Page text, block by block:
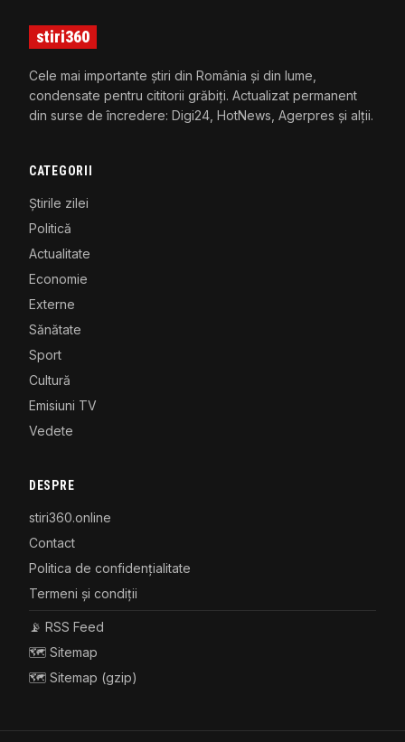
stiri360
Cele mai importante știri din România și din lume,
condensate pentru cititorii grăbiți. Actualizat permanent
din surse de încredere: Digi24, HotNews, Agerpres și alții.
CATEGORII
Știrile zilei
Politică
Actualitate
Economie
Externe
Sănătate
Sport
Cultură
Emisiuni TV
Vedete
DESPRE
stiri360.online
Contact
Politica de confidențialitate
Termeni și condiții
📡 RSS Feed
🗺️ Sitemap
🗺️ Sitemap (gzip)